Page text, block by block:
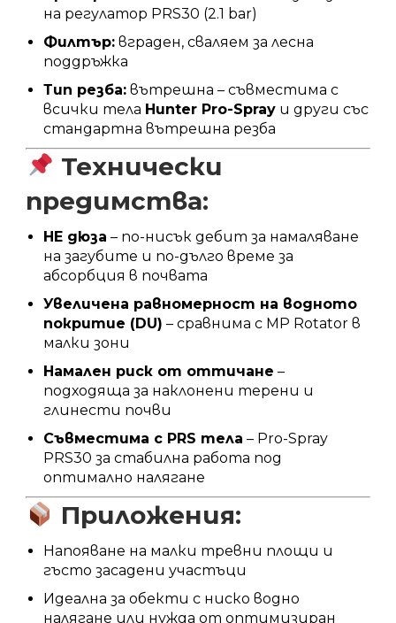
на регулатор PRS30 (2.1 bar)
Филтър: вграден, сваляем за лесна
поддръжка
Тип резба: вътрешна – съвместима с
всички тела Hunter Pro-Spray и други със
стандартна вътрешна резба
Технически
предимства:
HE дюза – по-нисък дебит за намаляване
на загубите и по-дълго време за
абсорбция в почвата
Увеличена равномерност на водното
покритие (DU) – сравнима с MP Rotator в
малки зони
Намален риск от оттичане –
подходяща за наклонени терени и
глинести почви
Съвместима с PRS тела – Pro-Spray
PRS30 за стабилна работа под
оптимално налягане
Приложения:
Напояване на малки тревни площи и
гъсто засадени участъци
Идеална за обекти с ниско водно
налягане или нужда от оптимизиран